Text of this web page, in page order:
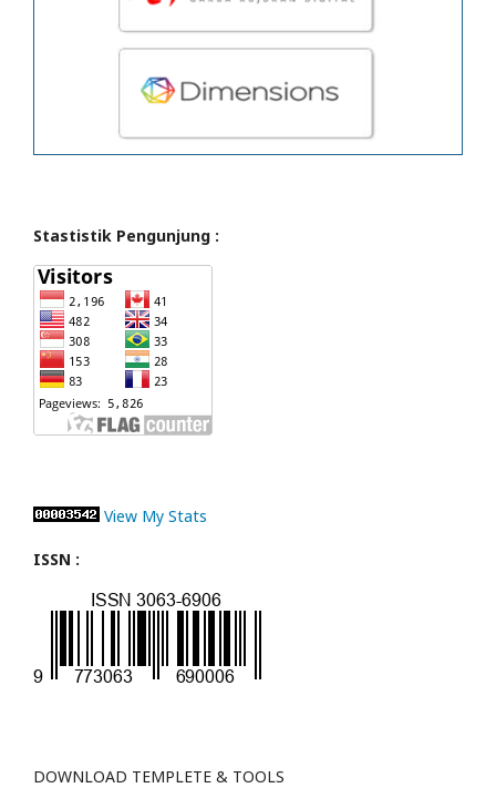
Stastistik Pengunjung :
View My Stats
ISSN :
DOWNLOAD TEMPLETE & TOOLS